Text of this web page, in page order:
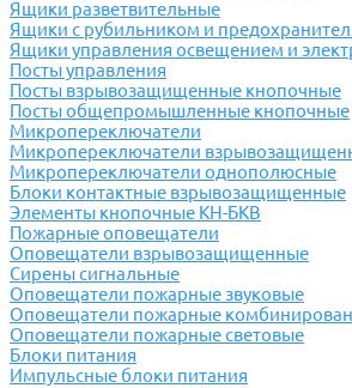
Ящики разветвительные
Ящики с рубильником и
Ящики управления освещением и
Посты управления
Посты взрывозащищенные кнопочные
Посты общепромышленные кнопочные
Микропереключатели
Микропереключатели
Микропереключатели однополюсные
Блоки контактные взрывозащищенные
Элементы кнопочные КН-БКВ
Пожарные оповещатели
Оповещатели взрывозащищенные
Сирены сигнальные
Оповещатели пожарные звуковые
Оповещатели пожарные
Оповещатели пожарные световые
Блоки питания
Импульсные блоки питания